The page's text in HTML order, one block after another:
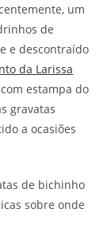
um
de
e descontraído
da Larissa
estampa do
gravatas
a ocasiões
de bichinho
sobre onde